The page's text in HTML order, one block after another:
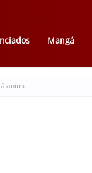
Mangá
anime.